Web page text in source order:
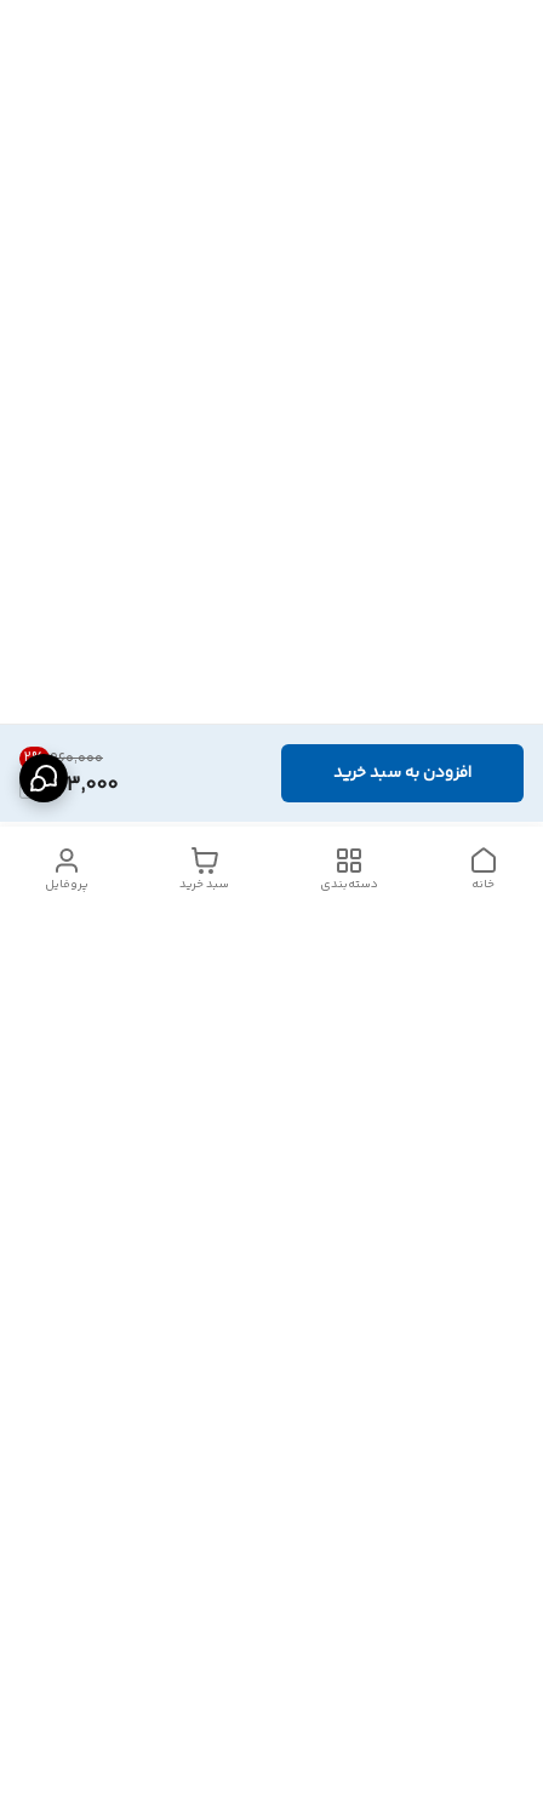
۹۶۰٬۰۰۰ 2%
933,000 افزودن به سبد خرید
پروفایل سبد خرید دسته‌بندی خانه